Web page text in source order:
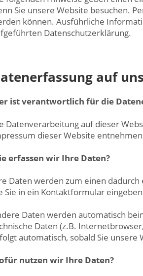
Sie unsere Website besuchen.
können. Ausführliche
Datenschutzerklärung.
auf
ist verantwortlich für die
Datenverarbeitung auf dieser
dieser Website
erfassen wir Ihre Daten?
Daten werden zum einen dadurch
Sie in ein Kontaktformular
Daten werden automatisch
Daten (z.B.
automatisch, sobald Sie unsere
nutzen wir Ihre Daten?